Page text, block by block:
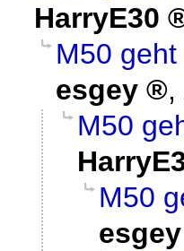
HarryE30
M50
esgey
,
M50
M50
esgey